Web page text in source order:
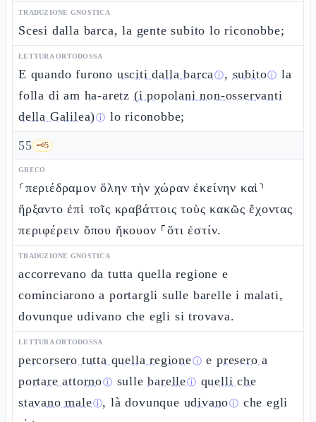
TRADUZIONE GNOSTICA
Scesi dalla barca, la gente subito lo riconobbe;
LETTURA ORTODOSSA
E quando furono usciti dalla barcaⓘ, subitoⓘ la
folla di am ha-aretz (i popolani non-osservanti
della Galilea)ⓘ lo riconobbe;
55 🗝️5
GRECO
⸂περιέδραμον ὅλην τὴν χώραν ἐκείνην καὶ⸃
ἤρξαντο ἐπὶ τοῖς κραβάττοις τοὺς κακῶς ἔχοντας
περιφέρειν ὅπου ἤκουον ⸀ὅτι ἐστίν.
TRADUZIONE GNOSTICA
accorrevano da tutta quella regione e
cominciarono a portargli sulle barelle i malati,
dovunque udivano che egli si trovava.
LETTURA ORTODOSSA
percorsero tutta quella regioneⓘ epresero a
portare attornoⓘ sullebarelleⓘ quelli che
stavano maleⓘ, là dovunque udivanoⓘ che egli